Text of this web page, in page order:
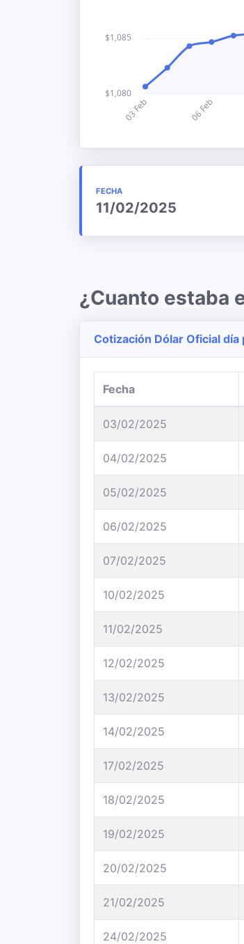
FECHA
11/02/2025
¿Cuanto estaba
Cotización Dólar Oficial día
Fecha
03/02/2025
04/02/2025
05/02/2025
06/02/2025
07/02/2025
10/02/2025
11/02/2025
12/02/2025
13/02/2025
14/02/2025
17/02/2025
18/02/2025
19/02/2025
20/02/2025
21/02/2025
24/02/2025